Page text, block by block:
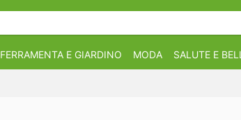
FERRAMENTA E GIARDINO MODA SALUTE E